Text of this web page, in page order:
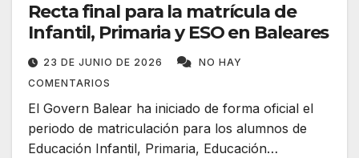
Recta final para la matrícula de
Infantil, Primaria y ESO en Baleares
23 DE JUNIO DE 2026
NO HAY
COMENTARIOS
El Govern Balear ha iniciado de forma oficial el
periodo de matriculación para los alumnos de
Educación Infantil, Primaria, Educación…